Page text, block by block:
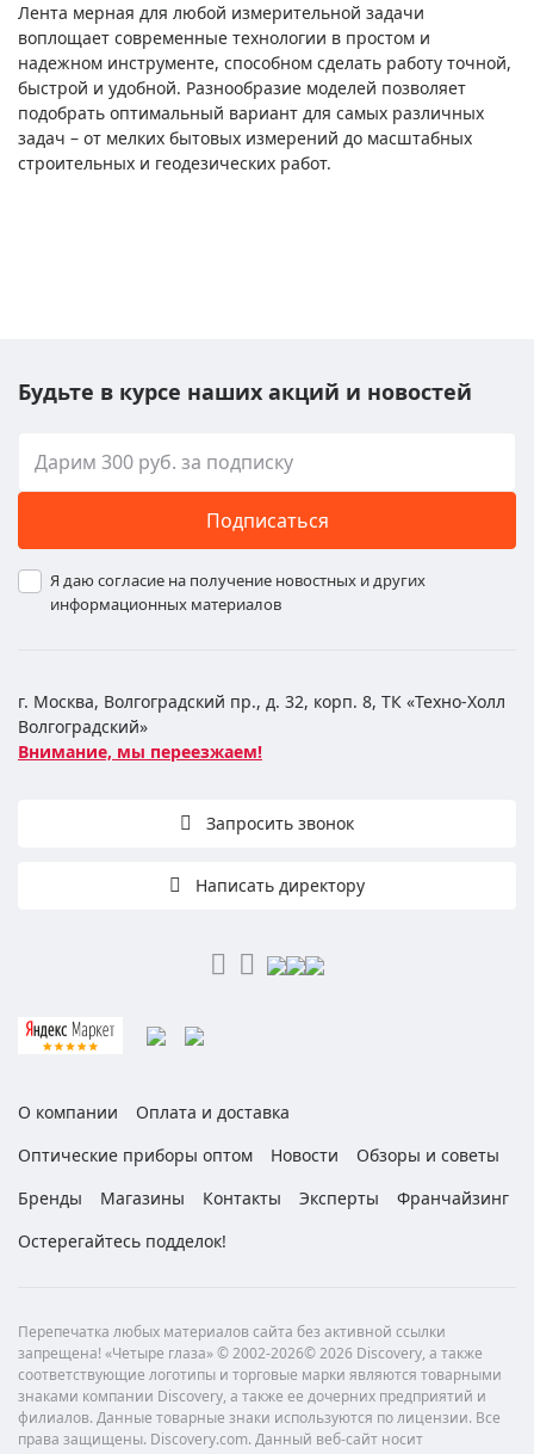
Лента мерная для любой измерительной задачи
воплощает современные технологии в простом и
надежном инструменте, способном сделать работу точной,
быстрой и удобной. Разнообразие моделей позволяет
подобрать оптимальный вариант для самых различных
задач – от мелких бытовых измерений до масштабных
строительных и геодезических работ.
Будьте в курсе наших акций и новостей
Подписаться
Я даю согласие на получение новостных и других
информационных материалов
г. Москва, Волгоградский пр., д. 32, корп. 8, ТК «Техно-Холл
Волгоградский»
Внимание, мы переезжаем!
Запросить звонок
Написать директору
О компании
Оплата и доставка
Оптические приборы оптом
Новости
Обзоры и советы
Бренды
Магазины Контакты Эксперты
Франчайзинг
Остерегайтесь подделок!
Перепечатка любых материалов сайта без активной ссылки
запрещена! «Четыре глаза» © 2002-2026© 2026 Discovery, а также
соответствующие логотипы и торговые марки являются товарными
знаками компании Discovery, а также ее дочерних предприятий и
филиалов. Данные товарные знаки используются по лицензии. Все
права защищены. Discovery.com. Данный веб-сайт носит